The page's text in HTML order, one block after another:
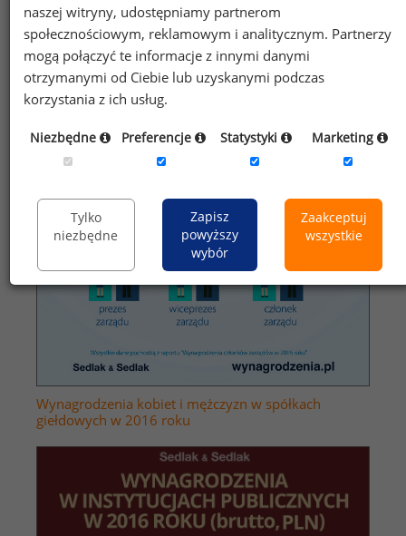
Wynagrodzenia kobiet i mężczyzn w spółkach
giełdowych w 2016 roku
naszej witryny, udostępniamy partnerom
społecznościowym, reklamowym i analitycznym. Partnerzy
mogą połączyć te informacje z innymi danymi
otrzymanymi od Ciebie lub uzyskanymi podczas
korzystania z ich usług.
Niezbędne Preferencje Statystyki Marketing
Tylko
niezbędne
Zapisz
powyższy
wybór
Zaakceptuj
wszystkie